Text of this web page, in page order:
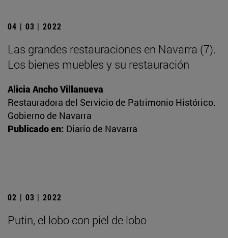
04 | 03 | 2022
Las grandes restauraciones en Navarra (7).
Los bienes muebles y su restauración
Alicia Ancho Villanueva
Restauradora del Servicio de Patrimonio Histórico.
Gobierno de Navarra
Publicado en: Diario de Navarra
02 | 03 | 2022
Putin, el lobo con piel de lobo